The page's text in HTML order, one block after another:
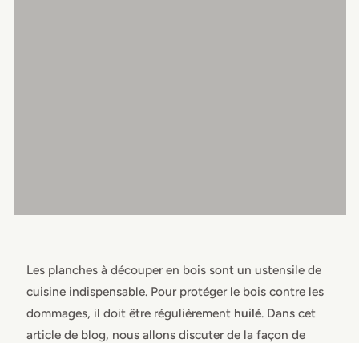
Les planches à découper en bois sont un ustensile de
cuisine indispensable. Pour protéger le bois contre les
dommages, il doit être régulièrement huilé. Dans cet
article de blog, nous allons discuter de la façon de